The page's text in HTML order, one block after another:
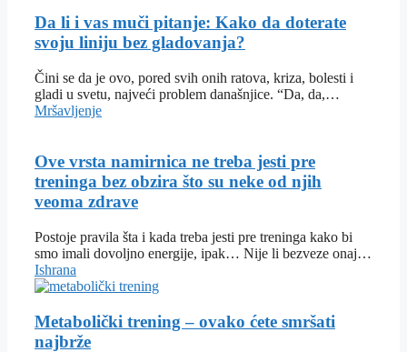
Da li i vas muči pitanje: Kako da doterate
svoju liniju bez gladovanja?
Čini se da je ovo, pored svih onih ratova, kriza, bolesti i
gladi u svetu, najveći problem današnjice. “Da, da,…
Mršavljenje
Ove vrsta namirnica ne treba jesti pre
treninga bez obzira što su neke od njih
veoma zdrave
Postoje pravila šta i kada treba jesti pre treninga kako bi
smo imali dovoljno energije, ipak… Nije li bezveze onaj…
Ishrana
Metabolički trening – ovako ćete smršati
najbrže